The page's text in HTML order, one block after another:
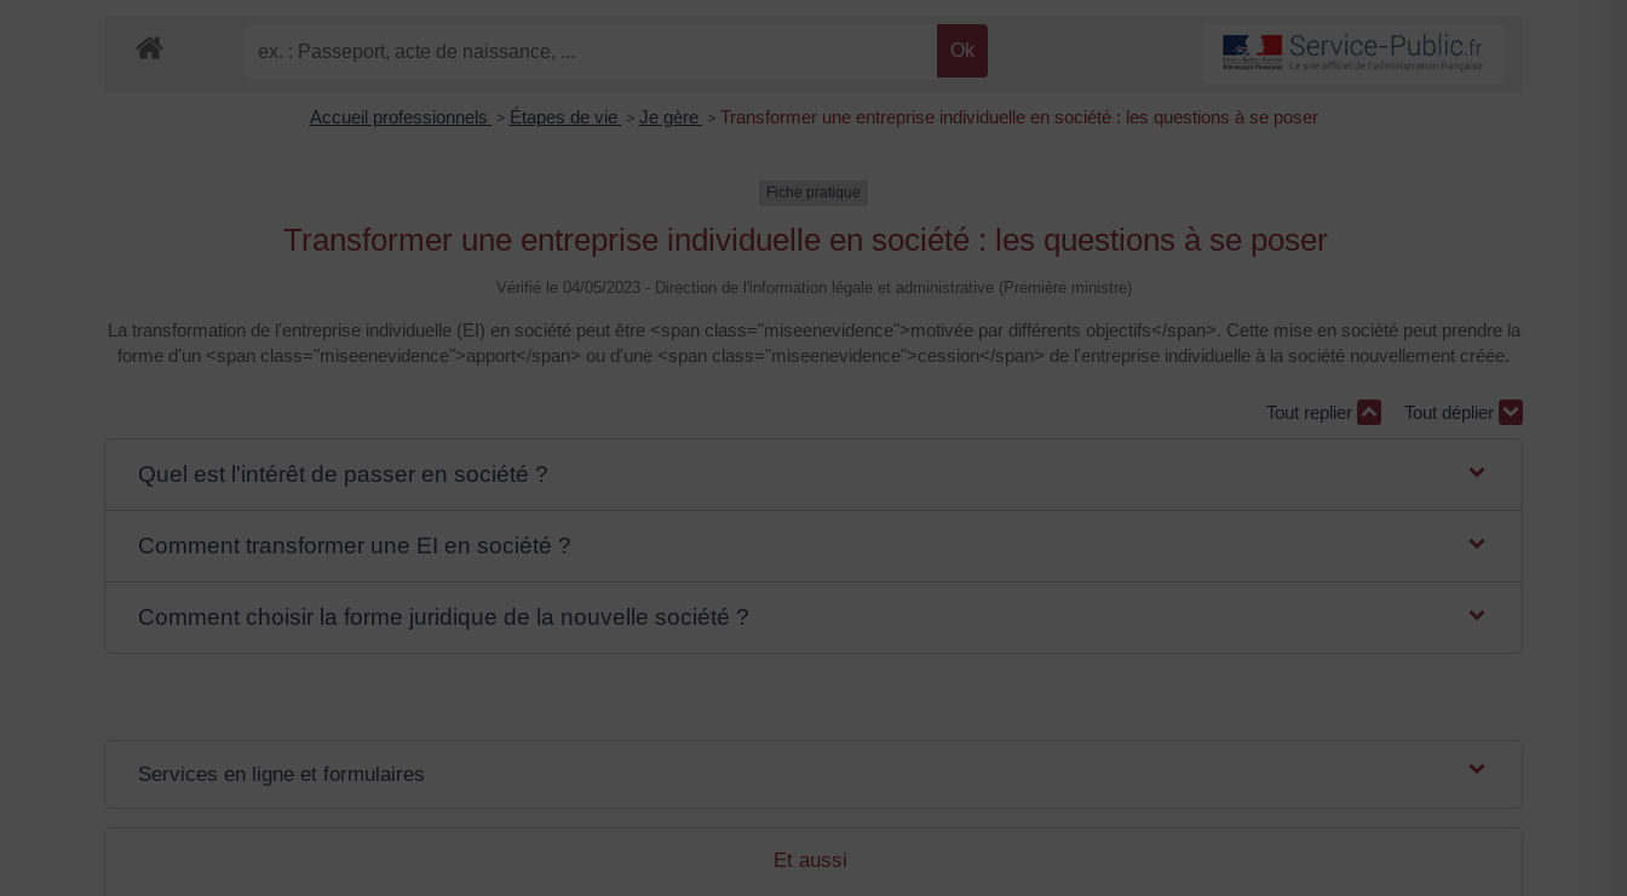
Accueil professionnels > Étapes de vie > Je gère > Transformer une entreprise individuelle en société : les questions à se poser
Fiche pratique
Transformer une entreprise individuelle en société : les questions à se poser
Vérifié le 04/05/2023 - Direction de l'information légale et administrative (Première ministre)
La transformation de l'entreprise individuelle (EI) en société peut être <span class="miseenevidence">motivée par différents objectifs</span>. Cette mise en société peut prendre la
forme d'un <span class="miseenevidence">apport</span> ou d'une <span class="miseenevidence">cession</span> de l'entreprise individuelle à la société nouvellement créée.
Tout replier Tout déplier
Quel est l'intérêt de passer en société ?
Comment transformer une EI en société ?
Comment choisir la forme juridique de la nouvelle société ?
Services en ligne et formulaires
Et aussi